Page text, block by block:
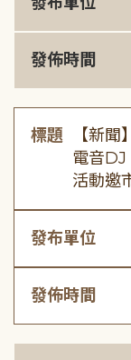
發佈時間
標題
【新
電音DJ
活動邀
發布單位
發佈時間